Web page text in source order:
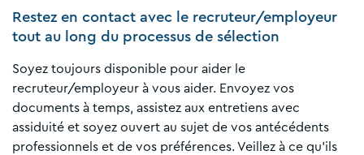
Restez en contact avec le recruteur/employeur
tout au long du processus de sélection
Soyez toujours disponible pour aider le
recruteur/employeur à vous aider. Envoyez vos
documents à temps, assistez aux entretiens avec
assiduité et soyez ouvert au sujet de vos antécédents
professionnels et de vos préférences. Veillez à ce qu'ils